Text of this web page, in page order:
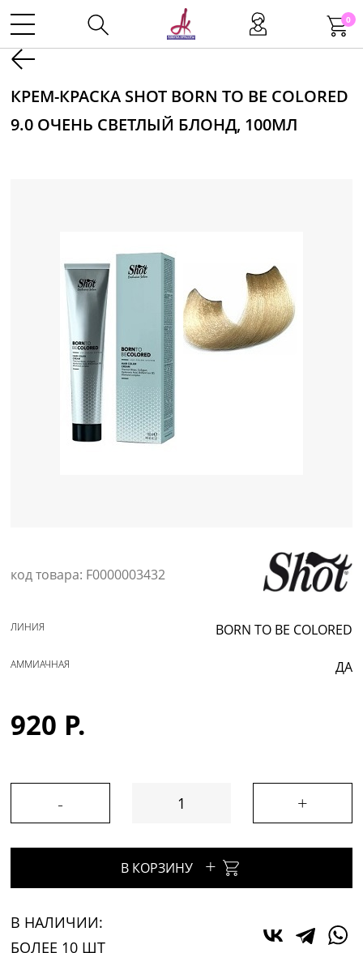
0
Инструменты
Маникюр
Одноразовая продукция
Уход за кожей
КРЕМ-КРАСКА SHOT BORN TO BE COLORED
9.0 ОЧЕНЬ СВЕТЛЫЙ БЛОНД, 100МЛ
код товара: F0000003432
BORN TO BE COLORED
ЛИНИЯ
ДА
АММИАЧНАЯ
920 Р.
- +
В КОРЗИНУ +
В НАЛИЧИИ:
БОЛЕЕ 10 ШТ